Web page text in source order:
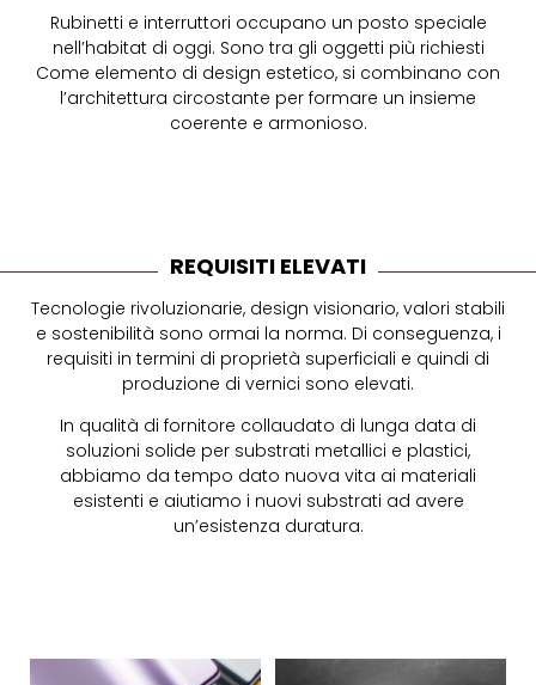
Rubinetti e interruttori occupano un posto speciale
nell’habitat di oggi. Sono tra gli oggetti più richiesti
Come elemento di design estetico, si combinano con
l’architettura circostante per formare un insieme
coerente e armonioso.
REQUISITI ELEVATI
Tecnologie rivoluzionarie, design visionario, valori stabili
e sostenibilità sono ormai la norma. Di conseguenza, i
requisiti in termini di proprietà superficiali e quindi di
produzione di vernici sono elevati.
In qualità di fornitore collaudato di lunga data di
soluzioni solide per substrati metallici e plastici,
abbiamo da tempo dato nuova vita ai materiali
esistenti e aiutiamo i nuovi substrati ad avere
un’esistenza duratura.